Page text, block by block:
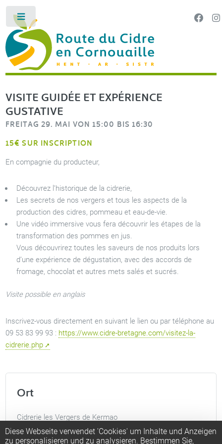
Cookie-Einstellungen
Diese Webseite verwendet 'Cookies' um Inhalte und Anzeigen
zu personalisieren und zu analysieren. Bestimmen Sie,
LA ROUTE DU CIDRE EN CORNOUAILLEHENT AR
VISITE GUIDÉE ET EXPÉRIENCE
GUSTATIVE
FREITAG 29. MAI VON 15:00 BIS 16:30
15€ SUR INSCRIPTION
En compagnie du producteur,
Découvrez l’historique de la cidrerie,
Les secrets de nos vergers et tous les aspects de la
production des cidres, pommeau et eau-de-vie.
Une vidéo immersive vous fera découvrir les étapes de la
transformation des pommes en jus.
Vous découvrirez toutes les saveurs de nos produits lors
d’une expérience de dégustation, avec des accords de
fromage, chocolat et autres mets salés et sucrés.
Visite possible en anglais
Inscrivez-vous directement en suivant le lien ou par téléphone au
09 53 83 99 93 : https://www.cidre-bretagne.com/visitez-la-
cidrerie.php
Ort
Cidrerie les Vergers de Kermao